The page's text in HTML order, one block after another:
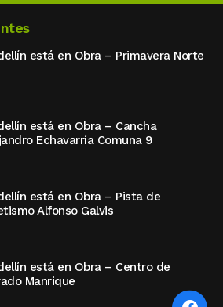
está en Obra – Primavera Norte
está en Obra – Cancha
Echavarría Comuna 9
está en Obra – Pista de
Alfonso Galvis
está en Obra – Centro de
Manrique